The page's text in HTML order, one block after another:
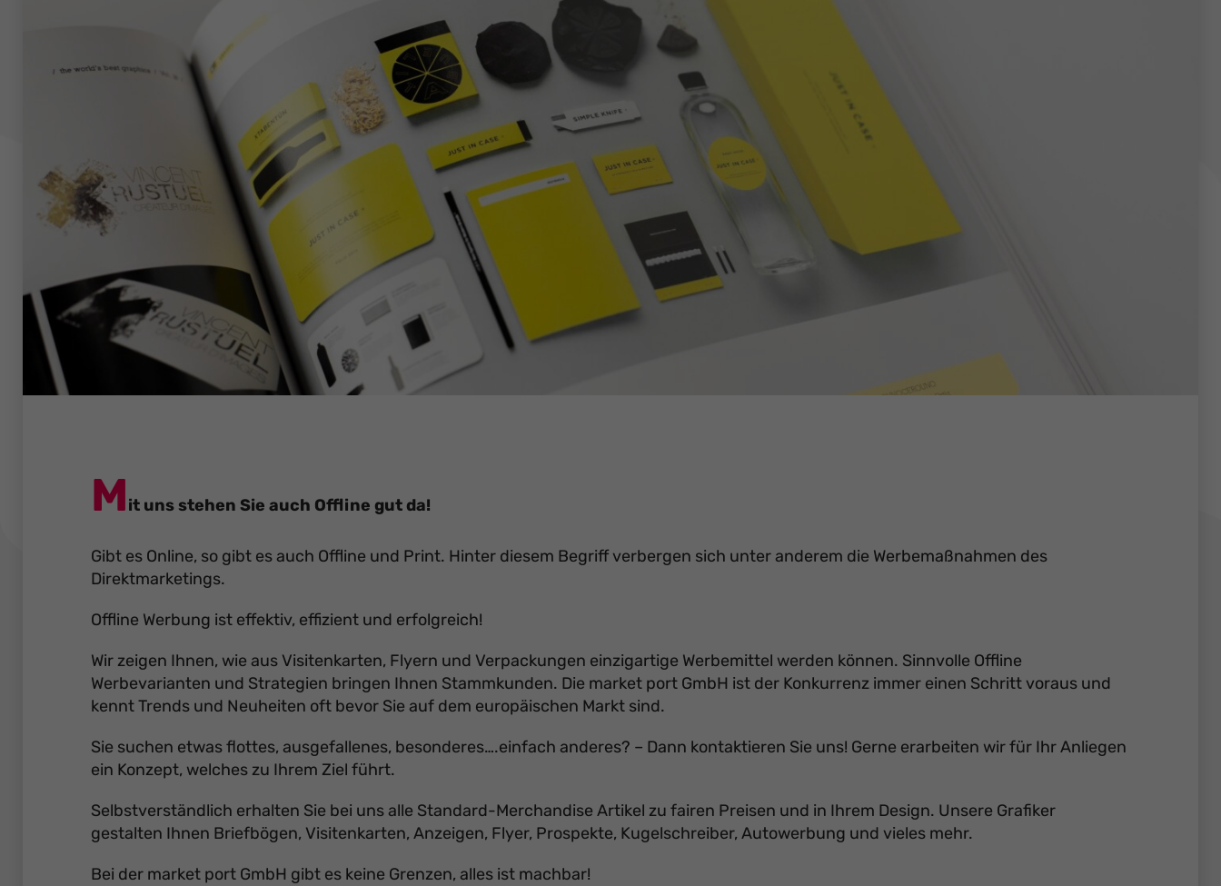
Mit uns stehen Sie auch Offline gut da!
Gibt es Online, so gibt es auch Offline und Print. Hinter diesem Begriff verbergen sich unter anderem die Werbemaßnahmen des
Direktmarketings.
Offline Werbung ist effektiv, effizient und erfolgreich!
Wir zeigen Ihnen, wie aus Visitenkarten, Flyern und Verpackungen einzigartige Werbemittel werden können. Sinnvolle Offline
Werbevarianten und Strategien bringen Ihnen Stammkunden. Die market port GmbH ist der Konkurrenz immer einen Schritt voraus und
kennt Trends und Neuheiten oft bevor Sie auf dem europäischen Markt sind.
Sie suchen etwas flottes, ausgefallenes, besonderes….einfach anderes? – Dann kontaktieren Sie uns! Gerne erarbeiten wir für Ihr Anliegen
ein Konzept, welches zu Ihrem Ziel führt.
Selbstverständlich erhalten Sie bei uns alle Standard-Merchandise Artikel zu fairen Preisen und in Ihrem Design. Unsere Grafiker
gestalten Ihnen Briefbögen, Visitenkarten, Anzeigen, Flyer, Prospekte, Kugelschreiber, Autowerbung und vieles mehr.
Bei der market port GmbH gibt es keine Grenzen, alles ist machbar!